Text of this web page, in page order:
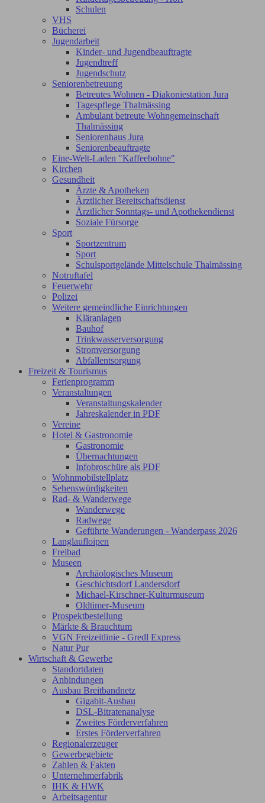
Schulen
VHS
Bücherei
Jugendarbeit
Kinder- und Jugendbeauftragte
Jugendtreff
Jugendschutz
Seniorenbetreuung
Betreutes Wohnen - Diakoniestation Jura
Tagespflege Thalmässing
Ambulant betreute Wohngemeinschaft
Thalmässing
Seniorenhaus Jura
Seniorenbeauftragte
Eine-Welt-Laden "Kaffeebohne"
Kirchen
Gesundheit
Ärzte & Apotheken
Ärztlicher Bereitschaftsdienst
Ärztlicher Sonntags- und Apothekendienst
Soziale Fürsorge
Sport
Sportzentrum
Sport
Schulsportgelände Mittelschule Thalmässing
Notruftafel
Feuerwehr
Polizei
Weitere gemeindliche Einrichtungen
Kläranlagen
Bauhof
Trinkwasserversorgung
Stromversorgung
Abfallentsorgung
Freizeit & Tourismus
Ferienprogramm
Veranstaltungen
Veranstaltungskalender
Jahreskalender in PDF
Vereine
Hotel & Gastronomie
Gastronomie
Übernachtungen
Infobroschüre als PDF
Wohnmobilstellplatz
Sehenswürdigkeiten
Rad- & Wanderwege
Wanderwege
Radwege
Geführte Wanderungen - Wanderpass 2026
Langlaufloipen
Freibad
Museen
Archäologisches Museum
Geschichtsdorf Landersdorf
Michael-Kirschner-Kulturmuseum
Oldtimer-Museum
Prospektbestellung
Märkte & Brauchtum
VGN Freizeitlinie - Gredl Express
Natur Pur
Wirtschaft & Gewerbe
Standortdaten
Anbindungen
Ausbau Breitbandnetz
Gigabit-Ausbau
DSL-Bitratenanalyse
Zweites Förderverfahren
Erstes Förderverfahren
Regionalerzeuger
Gewerbegebiete
Zahlen & Fakten
Unternehmerfabrik
IHK & HWK
Arbeitsagentur